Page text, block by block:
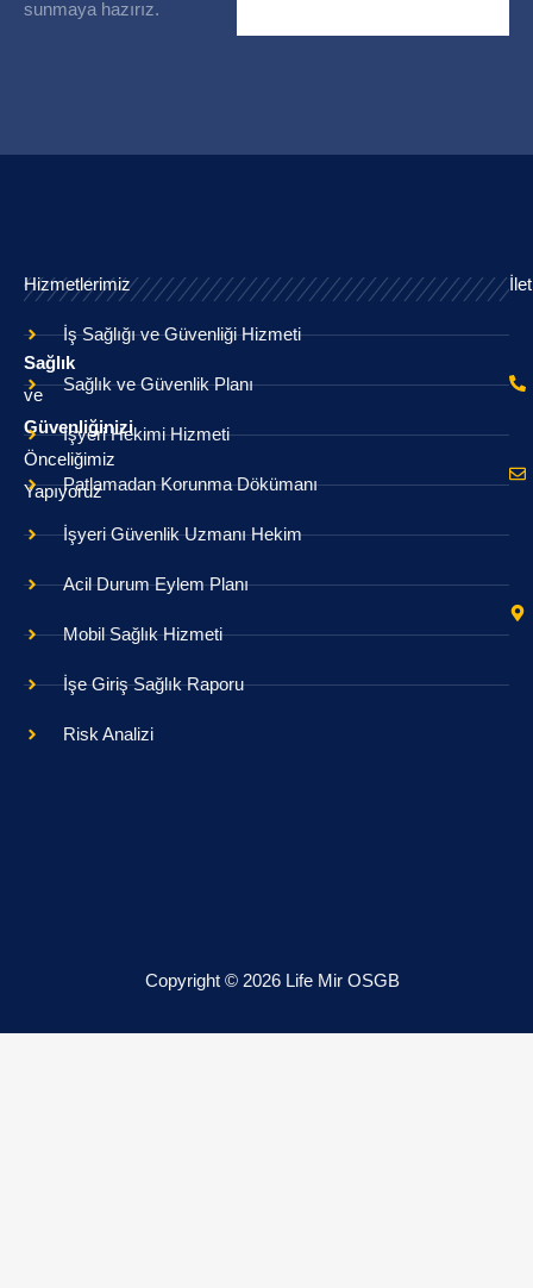
sunmaya hazırız.
Sağlık
ve
Güvenliğinizi
Önceliğimiz
Yapıyoruz
Hizmetlerimiz
İş Sağlığı ve Güvenliği Hizmeti
Sağlık ve Güvenlik Planı
İşyeri Hekimi Hizmeti
Patlamadan Korunma Dökümanı
İşyeri Güvenlik Uzmanı Hekim
Acil Durum Eylem Planı
Mobil Sağlık Hizmeti
İşe Giriş Sağlık Raporu
Risk Analizi
Copyright © 2026 Life Mir OSGB